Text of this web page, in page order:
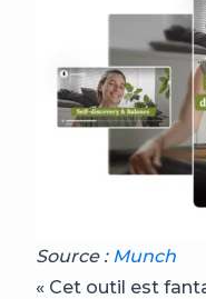
Source : Munch
« Cet outil est